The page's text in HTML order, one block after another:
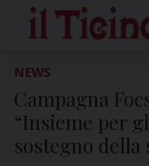
content
NEWS
Campagna
“Insieme per
sostegno della